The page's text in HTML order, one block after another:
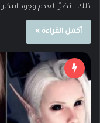
ذلك ، نظرًا لعدم وجود ابتكار
أكمل القراءة »